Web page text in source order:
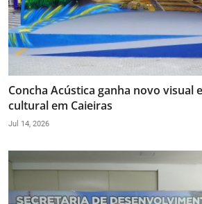
Concha Acústica ganha novo visual
cultural em Caieiras
Jul 14, 2026